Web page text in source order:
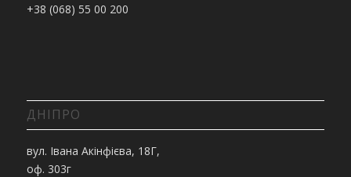
+38 (068) 55 00 200
ДНІПРО
вул. Івана Акінфієва, 18Г,
оф. 303г